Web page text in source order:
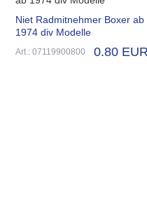
Niet Radmitnehmer Boxer ab
1974 div Modelle
Art.: 07119900800 0.80